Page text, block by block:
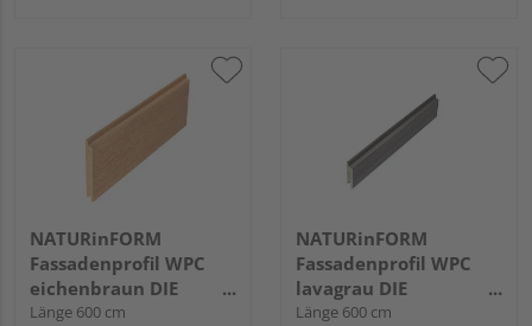
NATURinFORM
Fassadenprofil WPC
eichenbraun DIE
GESTALTENDE -
Länge 600 cm
NATURinFORM
Fassadenprofil WPC
lavagrau DIE
GESTALTENDE
Länge 600 cm